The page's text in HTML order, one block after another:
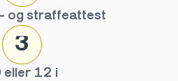
og straffeattest
3
eller 12 i